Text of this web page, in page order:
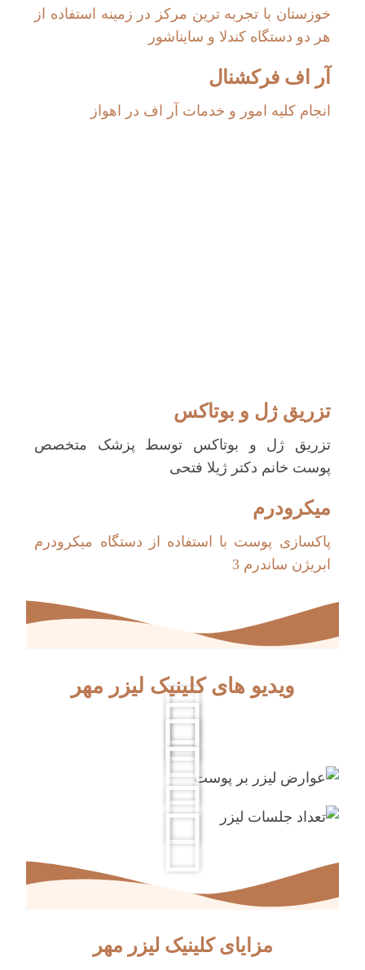
خوزستان با تجربه ترین مرکز در زمینه استفاده از
هر دو دستگاه کندلا و سایناشور
آر اف فرکشنال
انجام کلیه امور و خدمات آر اف در اهواز
تزریق ژل و بوتاکس
تزریق ژل و بوتاکس توسط پزشک متخصص
پوست خانم دکتر ژیلا فتحی
میکرودرم
پاکسازی پوست با استفاده از دستگاه میکرودرم
ابریژن ساندرم 3
ویدیو های کلینیک لیزر مهر
مزایای کلینیک لیزر مهر